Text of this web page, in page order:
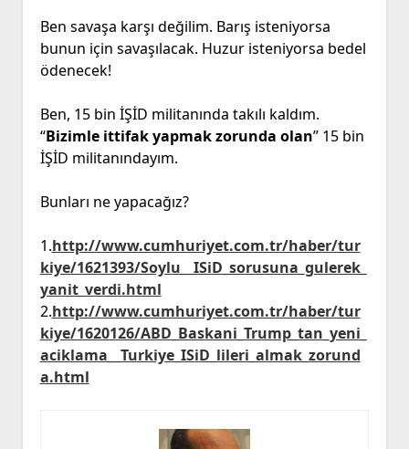
Ben savaşa karşı değilim. Barış isteniyorsa
bunun için savaşılacak. Huzur isteniyorsa bedel
ödenecek!
Ben, 15 bin İŞİD militanında takılı kaldım.
“Bizimle ittifak yapmak zorunda olan” 15 bin
İŞİD militanındayım.
Bunları ne yapacağız?
1.http://www.cumhuriyet.com.tr/haber/tur
kiye/1621393/Soylu__ISiD_sorusuna_gulerek_
yanit_verdi.html
2.http://www.cumhuriyet.com.tr/haber/tur
kiye/1620126/ABD_Baskani_Trump_tan_yeni_
aciklama__Turkiye_ISiD_lileri_almak_zorund
a.html